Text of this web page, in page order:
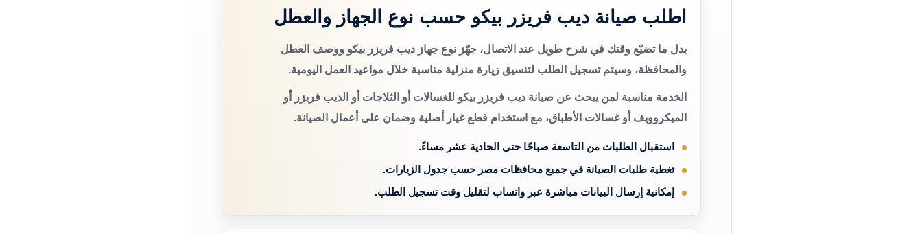
اطلب صيانة ديب فريزر بيكو حسب نوع الجهاز والعطل
بدل ما تضيّع وقتك في شرح طويل عند الاتصال، جهّز نوع جهاز ديب فريزر بيكو ووصف العطل
والمحافظة، وسيتم تسجيل الطلب لتنسيق زيارة منزلية مناسبة خلال مواعيد العمل اليومية.
الخدمة مناسبة لمن يبحث عن صيانة ديب فريزر بيكو للغسالات أو الثلاجات أو الديب فريزر أو
الميكروويف أو غسالات الأطباق، مع استخدام قطع غيار أصلية وضمان على أعمال الصيانة.
استقبال الطلبات من التاسعة صباحًا حتى الحادية عشر مساءً.
تغطية طلبات الصيانة في جميع محافظات مصر حسب جدول الزيارات.
إمكانية إرسال البيانات مباشرة عبر واتساب لتقليل وقت تسجيل الطلب.